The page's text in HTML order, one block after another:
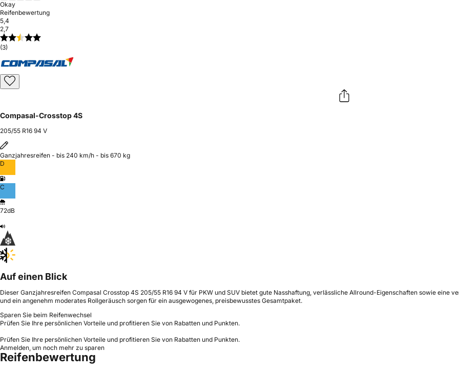
Okay
Reifenbewertung
5,4
2,7
(3)
Compasal-Crosstop 4S
205/55 R16 94 V
Ganzjahresreifen - bis 240 km/h - bis 670 kg
D
C
72dB
Auf einen Blick
Dieser Ganzjahresreifen Compasal Crosstop 4S 205/55 R16 94 V für PKW und SUV bietet gute Nasshaftung, verlässliche Allround-Eigenschaften sowie
und ein angenehm moderates Rollgeräusch sorgen für ein ausgewogenes, preisbewusstes Gesamtpaket.
Sparen Sie beim Reifenwechsel
Prüfen Sie Ihre persönlichen Vorteile und profitieren Sie von Rabatten und Punkten.
Prüfen Sie Ihre persönlichen Vorteile und profitieren Sie von Rabatten und Punkten.
Anmelden, um noch mehr zu sparen
Reifenbewertung